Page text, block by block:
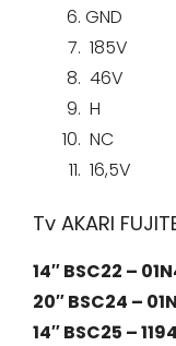
GND
185V
46V
H
NC
16,5V
Tv AKARI
14″ BSC22 –
20″ BSC24 –
14″ BSC25 – 1194